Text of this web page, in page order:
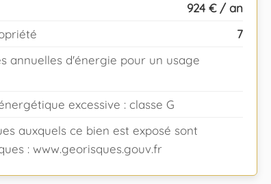
924 € / an
7
annuelles d'énergie pour un usage
excessive : classe G
auxquels ce bien est exposé sont
: www.georisques.gouv.fr